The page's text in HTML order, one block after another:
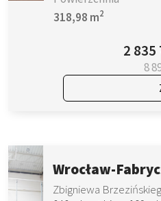
318,98 m2
2 835
8
Wrocław-
Zbigniewa